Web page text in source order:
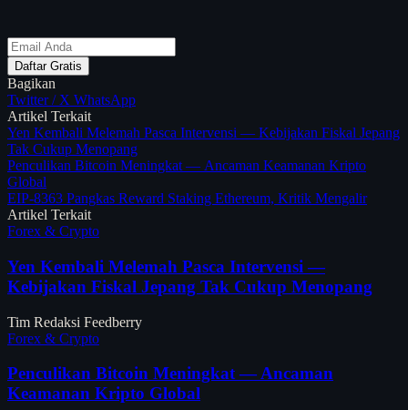
Daftar Gratis
Bagikan
Twitter / X WhatsApp
Artikel Terkait
Yen Kembali Melemah Pasca Intervensi — Kebijakan Fiskal Jepang
Tak Cukup Menopang
Penculikan Bitcoin Meningkat — Ancaman Keamanan Kripto
Global
EIP-8363 Pangkas Reward Staking Ethereum, Kritik Mengalir
Artikel Terkait
Forex & Crypto
Yen Kembali Melemah Pasca Intervensi —
Kebijakan Fiskal Jepang Tak Cukup Menopang
Tim Redaksi Feedberry
Forex & Crypto
Penculikan Bitcoin Meningkat — Ancaman
Keamanan Kripto Global